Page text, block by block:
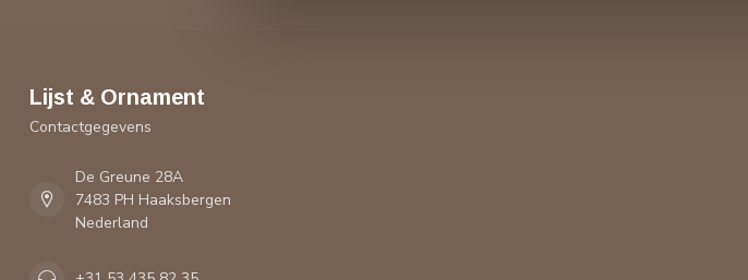
Lijst & Ornament
Contactgegevens
De Greune 28A
7483 PH Haaksbergen
Nederland